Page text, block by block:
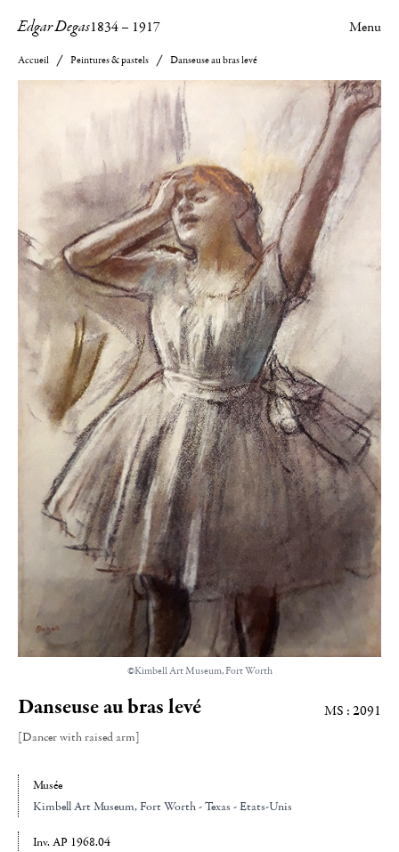
Edgar Degas1834– 1917 Menu
Accueil Peintures & pastels Danseuse au bras levé
©Kimbell Art Museum, Fort Worth
Danseuse au bras levé
[Dancer with raised arm]
MS : 2091
Musée
Kimbell Art Museum, Fort Worth - Texas - Etats-Unis
Inv. AP 1968.04